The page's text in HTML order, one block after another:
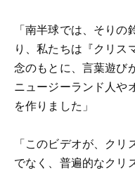
「南半球では、そり
り、私たちは『クリス
念のもとに、言葉遊び
ニュージーランド人や
を作りました」
「このビデオが、ク
でなく、普遍的なクリ